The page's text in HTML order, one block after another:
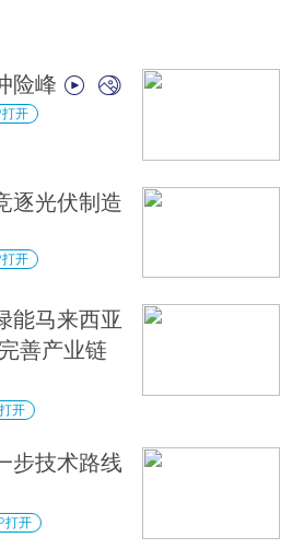
险峰
开
逐光伏制造
开
能马来西亚
善产业链
开
步技术路线
打开